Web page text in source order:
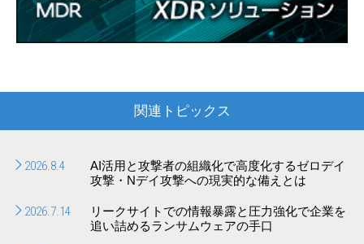
関連トピックス
2026.8.4
AI活用と攻撃者の組織化で高度化するゼロデイ
攻撃・Nデイ攻撃への現実的な備えとは
2026.7.14
リークサイトでの情報暴露と圧力強化で企業を
追い詰めるランサムウェアの手口